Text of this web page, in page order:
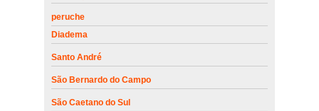
peruche
Diadema
Santo André
São Bernardo do Campo
São Caetano do Sul